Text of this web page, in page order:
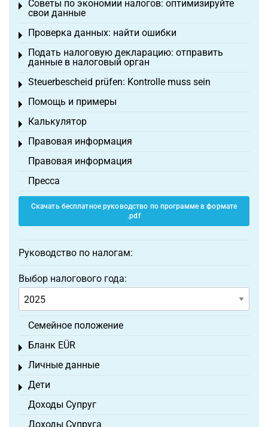
Советы по экономии налогов: оптимизируйте
свои данные
Toggle menu
Проверка данных: найти ошибки
Toggle menu
Подать налоговую декларацию: отправить
данные в налоговый орган
Toggle menu
Steuerbescheid prüfen: Kontrolle muss sein
Toggle menu
Помощь и примеры
Toggle menu
Калькулятор
Toggle menu
Правовая информация
Toggle menu
Правовая информация
Пресса
Скачать бесплатное руководство по программе в формате
.pdf
Руководство по налогам:
Выбор налогового года:
Семейное положение
Бланк EÜR
Toggle menu
Личные данные
Toggle menu
Дети
Toggle menu
Доходы Супруг
Доходы Супруга